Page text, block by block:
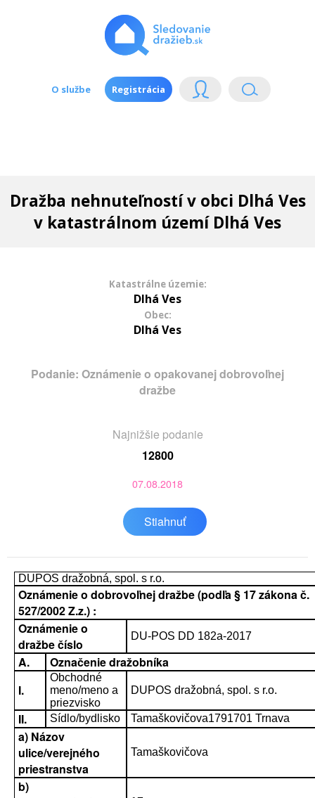
O službe Registrácia
Dražba nehnuteľností v obci Dlhá Ves
v katastrálnom území Dlhá Ves
Katastrálne územie:
Dlhá Ves
Obec:
Dlhá Ves
Podanie: Oznámenie o opakovanej dobrovoľnej
dražbe
Najnižšie podanie
12800
07.08.2018
Stiahnuť
DUPOS dražobná, spol. s r.o.
Oznámenie o dobrovoľnej dražbe (podľa § 17 zákona č.
527/2002 Z.z.) :
Oznámenie o
dražbe číslo
DU-POS DD 182a-2017
A.
Označenie dražobníka
I.
Obchodné
meno/meno a
priezvisko
DUPOS dražobná, spol. s r.o.
II. Sídlo/bydlisko Tamaškovičova1791701 Trnava
a) Názov
ulice/verejného
priestranstva
Tamaškovičova
b)